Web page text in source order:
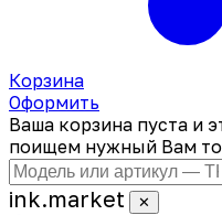
Корзина
Оформить
Ваша корзина пуста и
поищем нужный Вам
ink.market ✕